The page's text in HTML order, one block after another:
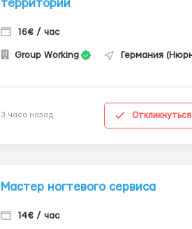
территории
16€ / час
Group Working
3 часа назад Откликнуться
Мастер ногтевого сервиса
14€ / час